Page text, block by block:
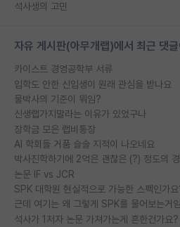
석사생의 고민
자유 게시판(아무개랩)에서 최근 댓
카이스트 경영공학부 서류
입학도 안한 신입생이 원래 관심을 받나요
물박사의 기준이 뭐임?
신생랩가지말라는 이유가 있었구나
장학금 모은 랩비통장
AI 학회들 거품 슬슬 지적이 나오네요
논문 IF vs JCR
SPK 대학원 현실적으로 가능한 스펙인가
근데 여기는 왜 그렇게 SPK를 물어보는거
석사가 1저자 논문 가져가는게 흔한건가요?